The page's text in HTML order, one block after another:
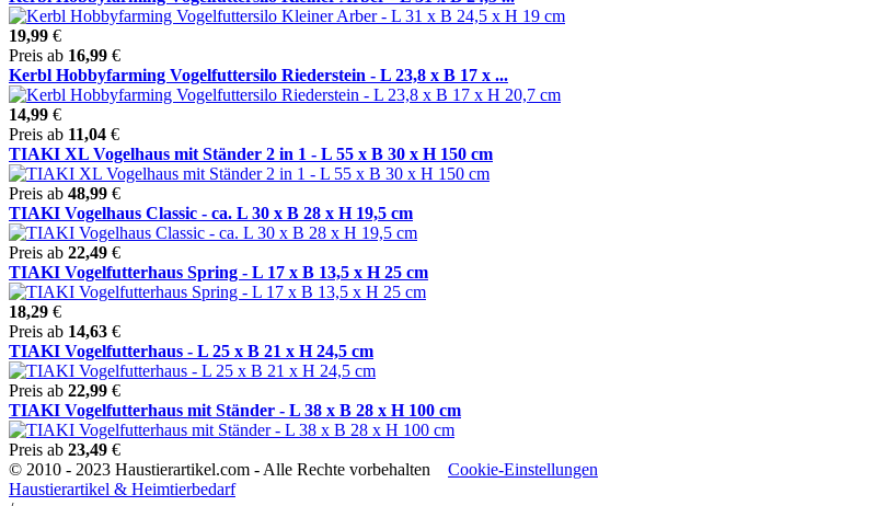
19,99 €
Preis ab 16,99 €
Kerbl Hobbyfarming Vogelfuttersilo Riederstein - L 23,8 x B 17 x ...
14,99 €
Preis ab 11,04 €
TIAKI XL Vogelhaus mit Ständer 2 in 1 - L 55 x B 30 x H 150 cm
Preis ab 48,99 €
TIAKI Vogelhaus Classic - ca. L 30 x B 28 x H 19,5 cm
Preis ab 22,49 €
TIAKI Vogelfutterhaus Spring - L 17 x B 13,5 x H 25 cm
18,29 €
Preis ab 14,63 €
TIAKI Vogelfutterhaus - L 25 x B 21 x H 24,5 cm
Preis ab 22,99 €
TIAKI Vogelfutterhaus mit Ständer - L 38 x B 28 x H 100 cm
Preis ab 23,49 €
© 2010 - 2023 Haustierartikel.com - Alle Rechte vorbehalten Cookie-Einstellungen
Haustierartikel & Heimtierbedarf